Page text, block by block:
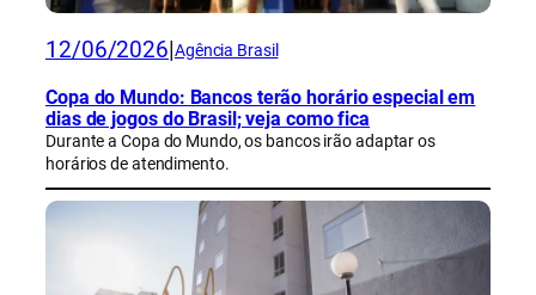
12/06/2026 Agência Brasil
Copa do Mundo: Bancos terão horário especial em
dias de jogos do Brasil; veja como fica
Durante a Copa do Mundo, os bancos irão adaptar os
horários de atendimento.